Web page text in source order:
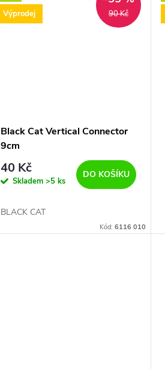
Výprodej
90 Kč
Black Cat Vertical Connector
9cm
40 Kč
Skladem>5 ks
DO KOŠÍKU
BLACK CAT
Kód: 6116 010